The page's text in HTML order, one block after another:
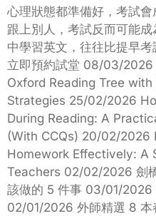
心理狀態都準備好，考試
跟上別人，考試反而可能
中學習英文，往往比提早考
立即預約試堂 08/03/
Oxford Reading Tree
Strategies 25/02/2026
During Reading: A
(With CCQs) 20/02/2026
Homework Effectively: A
Teachers 02/02/2026 劍
該做的 5 件事 03/01/2026
02/01/2026 外師精選 8 本